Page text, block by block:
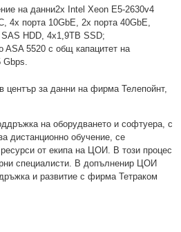
на данни2x Intel Xeon E5-2630v4
4x порта 10GbE, 2x порта 40GbE,
HDD, 4x1,9TB SSD;
ASA 5520 с общ капацитет на
Gbps.
център за данни на фирма Телепойнт,
на оборудването и софтуера, с
дистанционно обучение, се
от екипа на ЦОИ. В този процес
специалисти. В допълненир ЦОИ
и развитие с фирма Тетраком